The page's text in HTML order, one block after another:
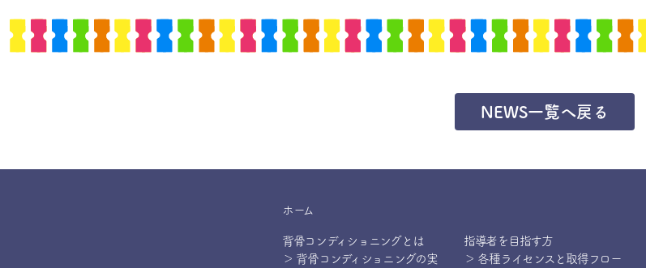
NEWS一覧へ戻る
ホーム
背骨コンディショニングとは
＞ 背骨コンディショニングの実
指導者を目指す方
＞ 各種ライセンスと取得フロー